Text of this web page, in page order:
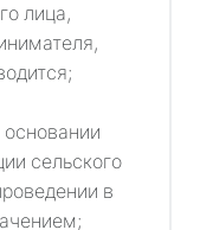
лица,
основании
сельского
в